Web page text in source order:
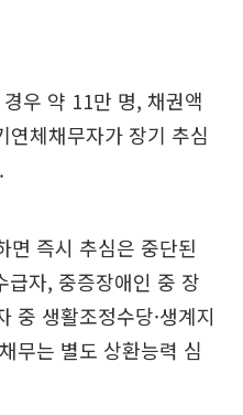
우 약 11만 명, 채권액
체채무자가 장기 추심
면 즉시 추심은 중단된
급자, 중증장애인 중 장
중 생활조정수당·생계지
무는 별도 상환능력 심